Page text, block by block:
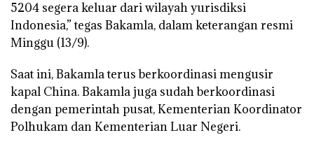
5204 segera keluar dari wilayah yurisdiksi
Indonesia,” tegas Bakamla, dalam keterangan resmi
Minggu (13/9).
Saat ini, Bakamla terus berkoordinasi mengusir
kapal China. Bakamla juga sudah berkoordinasi
dengan pemerintah pusat, Kementerian Koordinator
Polhukam dan Kementerian Luar Negeri.